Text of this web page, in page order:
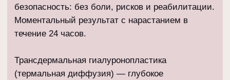
(термальная диффузия) — глубокое
проникновение гиалуроновой кислоты и
витаминов
Динамическая ионизация SMART —
Усиленная эксфолиация (энзимы + АНА-
кислоты)